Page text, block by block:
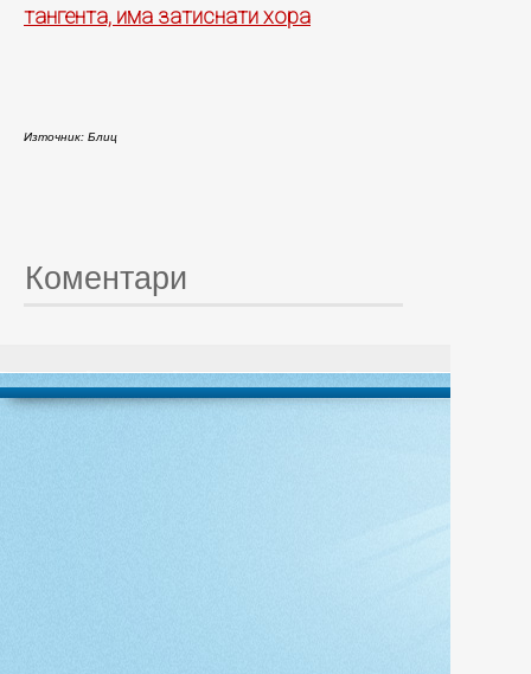
тангента, има затиснати хора
Източник: Блиц
Коментари